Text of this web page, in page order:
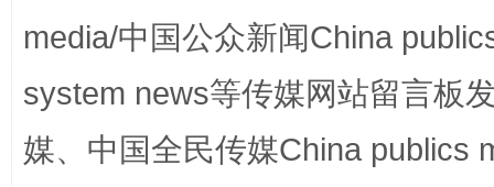
media/中国公众新闻China
system news等传媒网站留言板
媒、中国全民传媒China publics